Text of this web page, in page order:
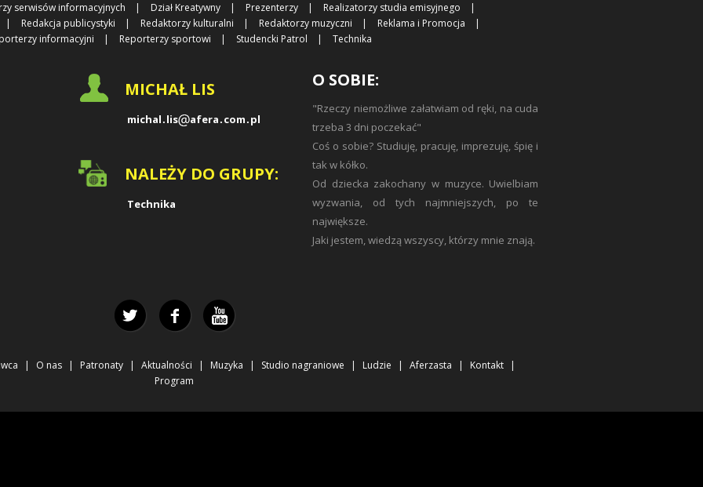
serwisów informacyjnych Dział Kreatywny Prezenterzy
Realizatorzy studia emisyjnego
Redakcja publicystyki Redaktorzy kulturalni Redaktorzy muzyczni
Reklama i Promocja
informacyjni
Reporterzy sportowi Studencki Patrol Technika
MICHAŁ LIS
michal lis afera com pl
NALEŻY DO GRUPY:
Technika
O SOBIE:
"Rzeczy niemożliwe załatwiam od ręki, na cuda
trzeba 3 dni poczekać"
Coś o sobie? Studiuję, pracuję, imprezuję, śpię i
tak w kółko.
Od dziecka zakochany w muzyce. Uwielbiam
wyzwania, od tych najmniejszych, po te
największe.
Jaki jestem, wiedzą wszyscy, którzy mnie znają.
O nas Patronaty Aktualności Muzyka Studio nagraniowe Ludzie Aferzasta
Kontakt
Program